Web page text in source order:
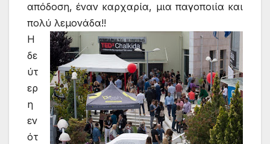
απόδοση, έναν καρχαρία, μια παγοποιία και
πολύ λεμονάδα!!
Η
δε
ύτ
ερ
η
εν
ότ